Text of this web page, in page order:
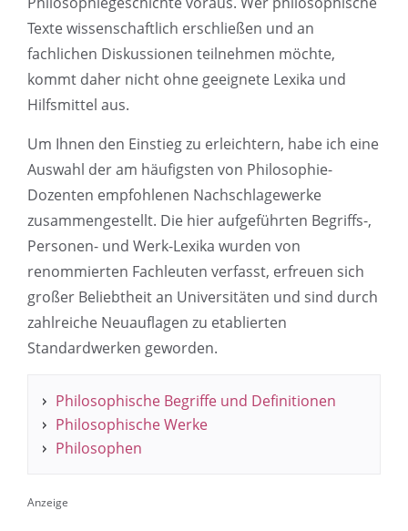
Texte wissenschaftlich erschließen und an
fachlichen Diskussionen teilnehmen möchte,
kommt daher nicht ohne geeignete Lexika und
Hilfsmittel aus.
Um Ihnen den Einstieg zu erleichtern, habe ich eine
Auswahl der am häufigsten von Philosophie-
Dozenten empfohlenen Nachschlagewerke
zusammengestellt. Die hier aufgeführten Begriffs-,
Personen- und Werk-Lexika wurden von
renommierten Fachleuten verfasst, erfreuen sich
großer Beliebtheit an Universitäten und sind durch
zahlreiche Neuauflagen zu etablierten
Standardwerken geworden.
Philosophische Begriffe und Definitionen
Philosophische Werke
Philosophen
Anzeige